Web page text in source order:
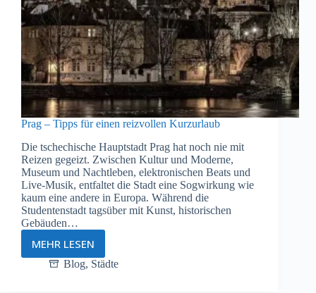
Prag – Tipps für einen reizvollen Kurzurlaub
Die tschechische Hauptstadt Prag hat noch nie mit
Reizen gegeizt. Zwischen Kultur und Moderne,
Museum und Nachtleben, elektronischen Beats und
Live-Musik, entfaltet die Stadt eine Sogwirkung wie
kaum eine andere in Europa. Während die
Studentenstadt tagsüber mit Kunst, historischen
Gebäuden…
MEHR LESEN
Prag
–
Blog, Städte